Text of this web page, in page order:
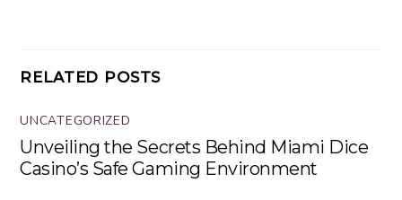
RELATED POSTS
UNCATEGORIZED
Unveiling the Secrets Behind Miami Dice
Casino’s Safe Gaming Environment